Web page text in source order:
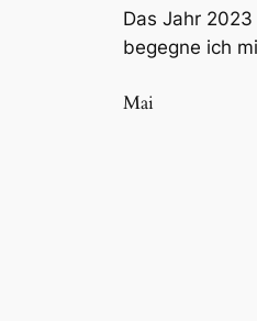
Das Jahr
begegne ich
Mai